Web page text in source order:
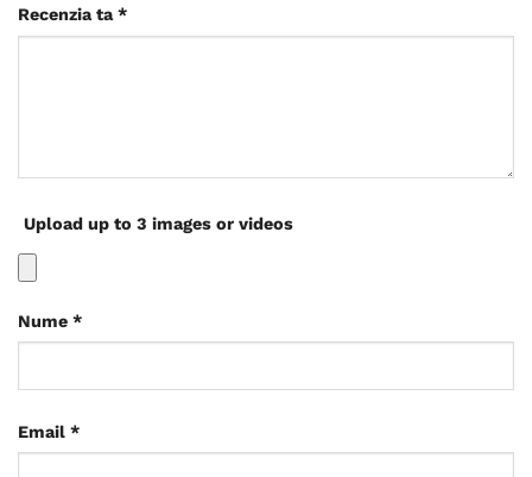
Recenzia ta *
Upload up to 3 images or videos
Nume *
Email *